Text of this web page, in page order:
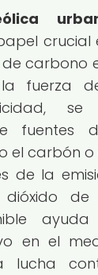
crucial
carbono
fuerza
se
fuentes
el carbón
de la
de
en el
lucha